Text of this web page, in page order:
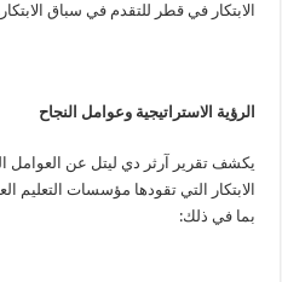
الابتكار في قطر للتقدم في سباق
الرؤية الاستراتيجية وعوامل النجاح
يكشف تقرير آرثر دي ليتل عن العوامل
الابتكار التي تقودها مؤسسات
بما في ذلك: